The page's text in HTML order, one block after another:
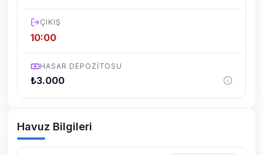
ÇIKIŞ
10:00
HASAR DEPOZITOSU
₺3.000
Havuz Bilgileri